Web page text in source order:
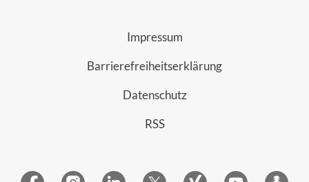
Impressum
Barrierefreiheitserklärung
Datenschutz
RSS